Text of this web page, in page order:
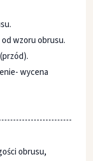
od wzoru obrusu.
wycena
obrusu,